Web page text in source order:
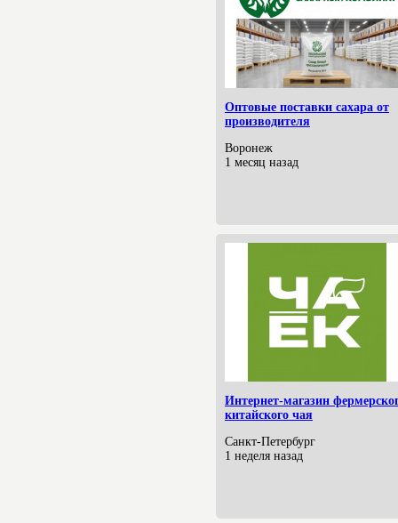
Оптовые поставки сахара от
производителя
Воронеж
1 месяц назад
Интернет-магазин
китайского чая
Санкт-Петербург
1 неделя назад